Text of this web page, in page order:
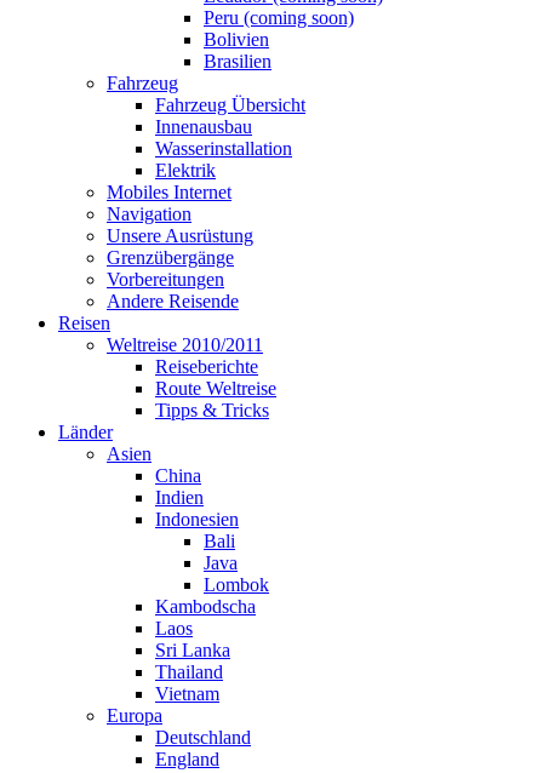
Peru (coming soon)
Bolivien
Brasilien
Fahrzeug
Fahrzeug Übersicht
Innenausbau
Wasserinstallation
Elektrik
Mobiles Internet
Navigation
Unsere Ausrüstung
Grenzübergänge
Vorbereitungen
Andere Reisende
Reisen
Weltreise 2010/2011
Reiseberichte
Route Weltreise
Tipps & Tricks
Länder
Asien
China
Indien
Indonesien
Bali
Java
Lombok
Kambodscha
Laos
Sri Lanka
Thailand
Vietnam
Europa
Deutschland
England